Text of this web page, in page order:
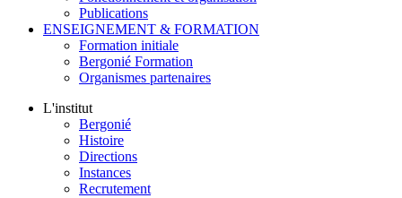
Publications
ENSEIGNEMENT & FORMATION
Formation initiale
Bergonié Formation
Organismes partenaires
L'institut
Bergonié
Histoire
Directions
Instances
Recrutement